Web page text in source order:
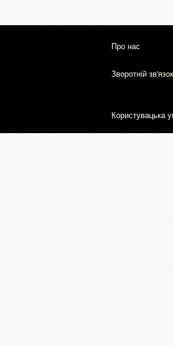
Про нас
Зворотній зв'язок
Користувацька